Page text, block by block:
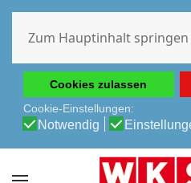
Erfahrung auf unserer
Cookie-Richtlinie
Cookies zulassen
Cookie-Einstellungen:
Notwendig
Zum Hauptinhalt springen